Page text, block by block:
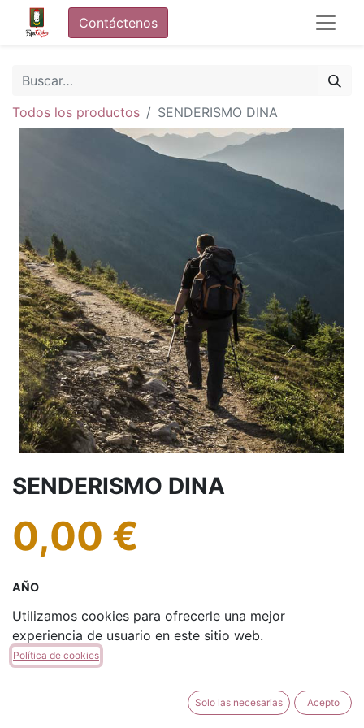
Contáctenos
Todos los productos SENDERISMO DINA
SENDERISMO DINA
0,00 €
AÑO
2024 2025 2026
Utilizamos cookies para ofrecerle una mejor
experiencia de usuario en este sitio web.
Política de cookies
Solo las necesarias Acepto